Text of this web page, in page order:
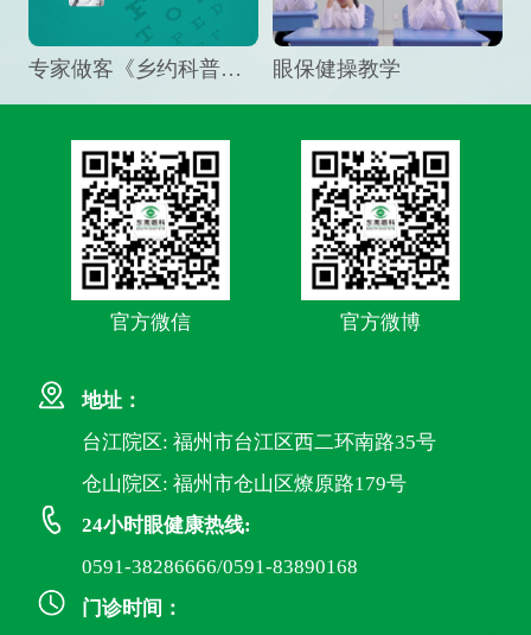
专家做客《乡约科普》栏目，预防孩子近视竟然这么“简单” 眼保健操教学
官方微信 官方微博
地址：
台江院区: 福州市台江区西二环南路35号
仓山院区: 福州市仓山区燎原路179号
24小时眼健康热线:
0591-38286666/0591-83890168
门诊时间：